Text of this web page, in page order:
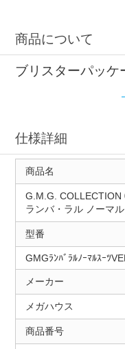
商品について
ブリスターパッケ
仕様詳細
商品名
G.M.G. COLLECTION
ランバ・ラル ノーマル
型番
GMGﾗﾝﾊﾞﾗﾙﾉｰﾏﾙｽｰﾂ
メーカー
メガハウス
商品番号